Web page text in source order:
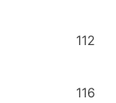
112
116